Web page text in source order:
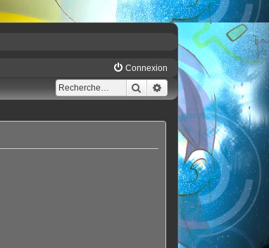
Connexion
RechercherRecherche avancée